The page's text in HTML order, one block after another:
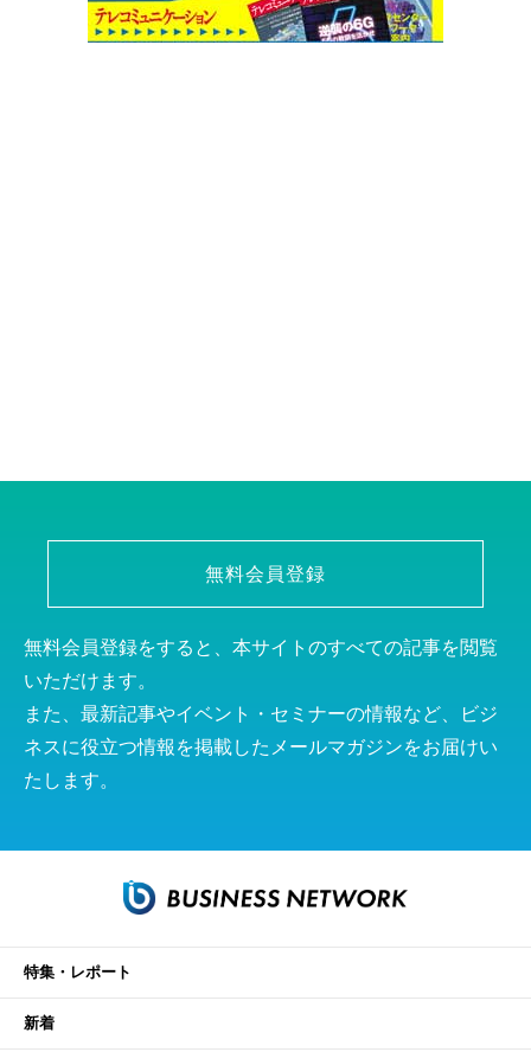
無料会員登録
無料会員登録をすると、本サイトのすべての記事を閲覧
いただけます。
また、最新記事やイベント・セミナーの情報など、ビジ
ネスに役立つ情報を掲載したメールマガジンをお届けい
たします。
特集・レポート
新着